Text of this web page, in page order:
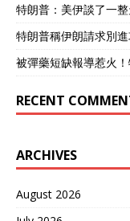
特朗普：美伊談了一
特朗普稱伊朗請求別
被彈藥短缺報導惹火
RECENT
ARCHIVES
August 2026